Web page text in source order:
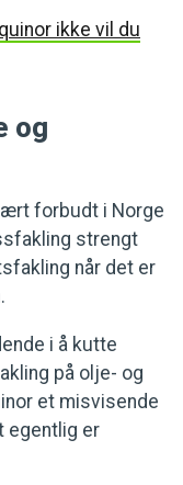
ikke vil du
og
forbudt i Norge
strengt
når det er
i å kutte
på olje- og
et misvisende
egentlig er